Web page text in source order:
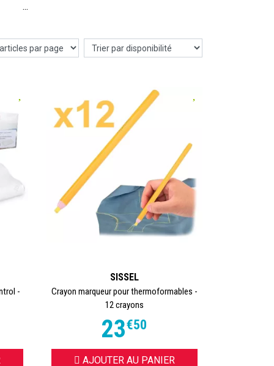
!
de
-
SISSEL
Crayon marqueur pour thermoformables -
12 crayons
23€50
AJOUTER AU PANIER